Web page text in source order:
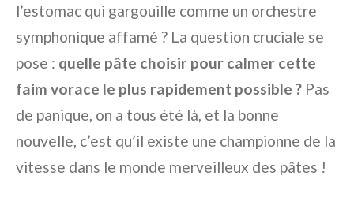
l’estomac qui gargouille comme un orchestre
symphonique affamé ? La question cruciale se
pose : quelle pâte choisir pour calmer cette
faim vorace le plus rapidement possible ? Pas
de panique, on a tous été là, et la bonne
nouvelle, c’est qu’il existe une championne de la
vitesse dans le monde merveilleux des pâtes !